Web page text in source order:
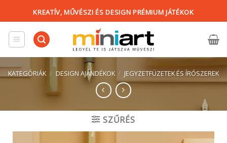
content
KREATÍV, MŰVÉSZI ÉS DESIGN PRÉMIUM JÁTÉKOK
KATEGÓRIÁK / DESIGN AJÁNDÉKOK / JEGYZETFÜZETEK ÉS ÍRÓSZEREK
SZŰRÉS